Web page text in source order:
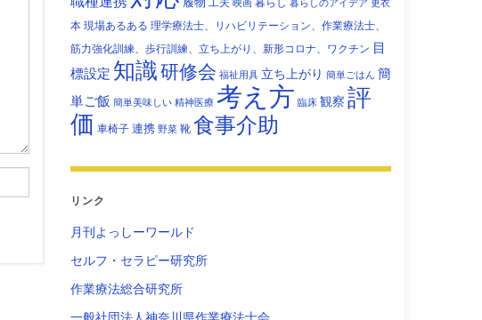
本 現場あるある 理学療法士、リハビリテーション、作業療法士、
筋力強化訓練、歩行訓練、立ち上がり、新形コロナ、ワクチン 目
標設定 知識研修会 福祉用具 立ち上がり 簡単ごはん 簡
単ご飯 簡単美味しい 精神医療 考え方 臨床 観察 評
価 車椅子 連携 野菜 靴 食事介助
リンク
月刊よっしーワールド
セルフ・セラピー研究所
作業療法総合研究所
一般社団法人神奈川県作業療法士会